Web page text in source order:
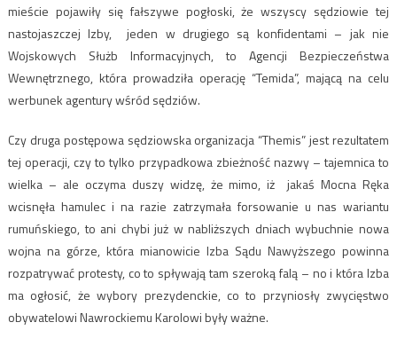
mieście pojawiły się fałszywe pogłoski, że wszyscy sędziowie tej
nastojaszczej Izby, jeden w drugiego są konfidentami – jak nie
Wojskowych Służb Informacyjnych, to Agencji Bezpieczeństwa
Wewnętrznego, która prowadziła operację “Temida”, mającą na celu
werbunek agentury wśród sędziów.
Czy druga postępowa sędziowska organizacja “Themis” jest rezultatem
tej operacji, czy to tylko przypadkowa zbieżność nazwy – tajemnica to
wielka – ale oczyma duszy widzę, że mimo, iż jakaś Mocna Ręka
wcisnęła hamulec i na razie zatrzymała forsowanie u nas wariantu
rumuńskiego, to ani chybi już w nabliższych dniach wybuchnie nowa
wojna na górze, która mianowicie Izba Sądu Nawyższego powinna
rozpatrywać protesty, co to spływają tam szeroką falą – no i która Izba
ma ogłosić, że wybory prezydenckie, co to przyniosły zwycięstwo
obywatelowi Nawrockiemu Karolowi były ważne.